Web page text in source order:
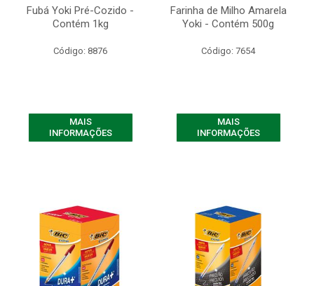
Fubá Yoki Pré-Cozido -
Contém 1kg
Código: 8876
MAIS
INFORMAÇÕES
Farinha de Milho Amarela
Yoki - Contém 500g
Código: 7654
MAIS
INFORMAÇÕES